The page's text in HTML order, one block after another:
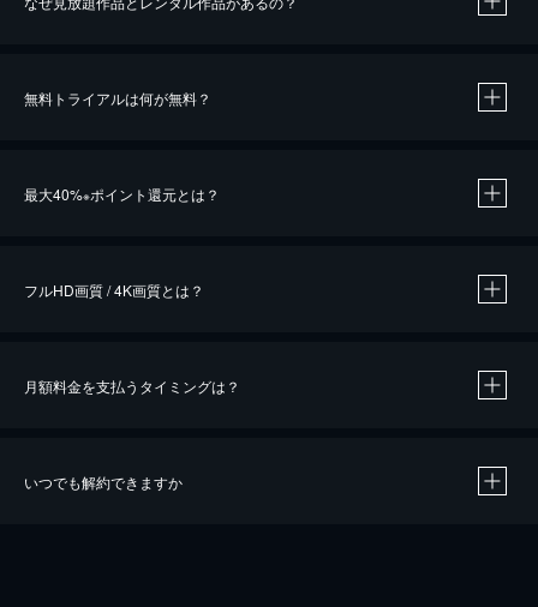
無料トライアルは何が無料？
最大40%※ポイント還元とは？
※40％ポイント還元の対象は、クレジットカード決済による作品の購入 / レンタルです。
フルHD画質 / 4K画質とは？
月額料金を支払うタイミングは？
いつでも解約できますか